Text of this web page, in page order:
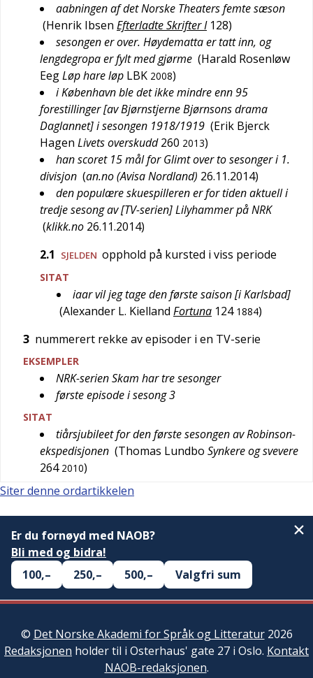
aabningen af det Norske Theaters femte sæson
(Henrik Ibsen Efterladte Skrifter I 128)
sesongen er over. Høydematta er tatt inn, og
lengdegropa er fylt med gjørme (Harald Rosenløw
EegLøp hare løp LBK 2008)
i København ble det ikke mindre enn 95
forestillinger [av Bjørnstjerne Bjørnsons drama
Daglannet] i sesongen 1918/1919 (Erik Bjerck
Hagen Livets overskudd 260 2013)
han scoret 15 mål for Glimt over to sesonger i 1.
divisjon (an.no (Avisa Nordland) 26.11.2014)
den populære skuespilleren er for tiden aktuell i
tredje sesong av [TV-serien] Lilyhammer på NRK
(klikk.no 26.11.2014)
2.1
SJELDEN opphold på kursted i viss periode
SITAT
iaar vil jeg tage den første saison [i Karlsbad]
(Alexander L. Kielland Fortuna 124 1884)
3 nummerert rekke av episoder i en TV-serie
EKSEMPLER
NRK-serien Skam har tre sesonger
første episode i sesong 3
SITAT
tiårsjubileet for den første sesongen av Robinson-
ekspedisjonen (Thomas Lundbo Synkere og svevere
264 2010)
Siter denne ordartikkelen
Er du fornøyd med NAOB?
Bli med og bidra!
100,–
250,– 500,– Valgfri sum
© Det Norske Akademi for Språk og Litteratur2026
Redaksjonen holder til i Osterhaus' gate 27 i Oslo. Kontakt
NAOB-redaksjonen.